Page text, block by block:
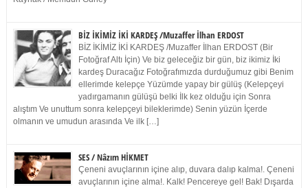
BİZ İKİMİZ İKİ KARDEŞ /Muzaffer İlhan ERDOST
BİZ İKİMİZ İKİ KARDEŞ /Muzaffer İlhan ERDOST (Bir
Fotoğraf Altı İçin) Ve biz geleceğiz bir gün, biz ikimiz İki
kardeş Duracağız Fotoğrafımızda durduğumuz gibi Benim
ellerimde kelepçe Yüzümde yapay bir gülüş (Kelepçeyi
yadırgamanın gülüşü belki İlk kez olduğu için Sonra
alıştım Ve unuttum sonra kelepçeyi bileklerimde) Senin yüzün İçerde
olmanın ve umudun arasında Ve ilk […]
SES / Nâzım HİKMET
Çeneni avuçlarının içine alıp, duvara dalıp kalma!. Çeneni
avuçlarının içine alma!. Kalk! Pencereye gel! Bak! Dışarda